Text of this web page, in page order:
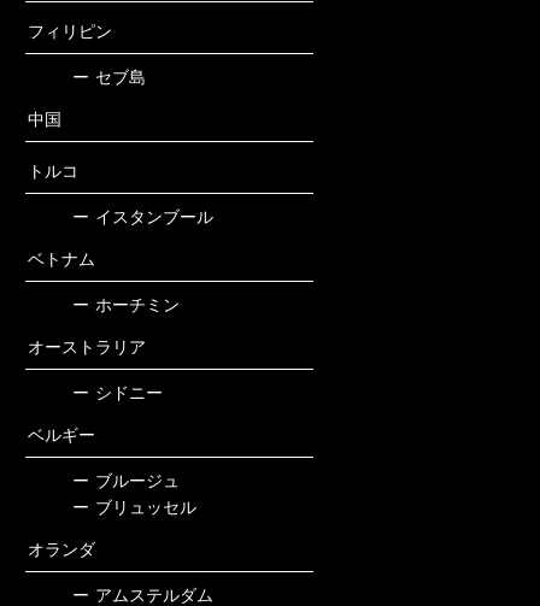
フィリピン
ー セブ島
中国
トルコ
ー イスタンブール
ベトナム
ー ホーチミン
オーストラリア
ー シドニー
ベルギー
ー ブルージュ
ー ブリュッセル
オランダ
ー アムステルダム